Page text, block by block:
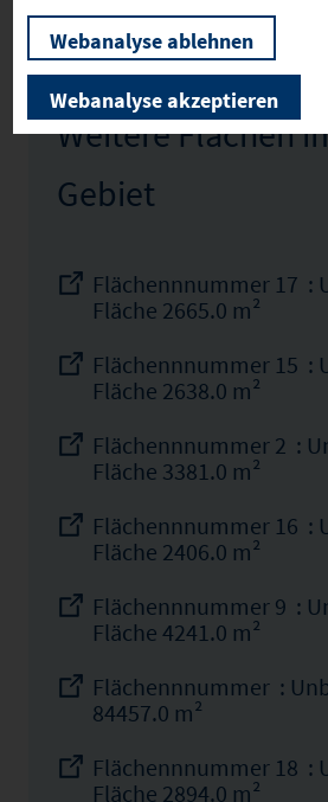
Weitere Flächen
Gebiet
Flächennnummer 17 :
Fläche 2665.0 m²
Flächennnummer 15 :
Fläche 2638.0 m²
Flächennnummer 2 :
Fläche 3381.0 m²
Flächennnummer 16 :
Fläche 2406.0 m²
Flächennnummer 9 :
Fläche 4241.0 m²
Flächennnummer :
84457.0 m²
Flächennnummer 18 :
Fläche 2894.0 m²
Webanalyse ablehnen
Webanalyse akzeptieren